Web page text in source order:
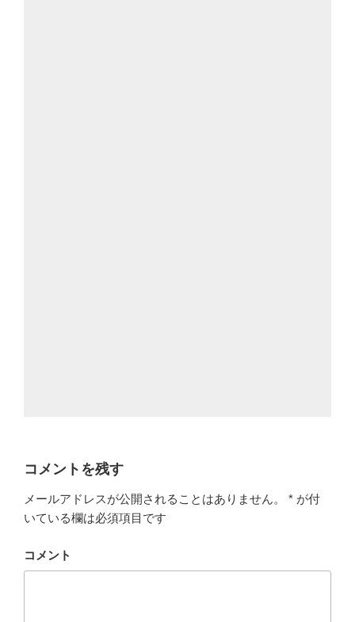
コメントを残す
メールアドレスが公開されることはありません。 * が付
いている欄は必須項目です
コメント